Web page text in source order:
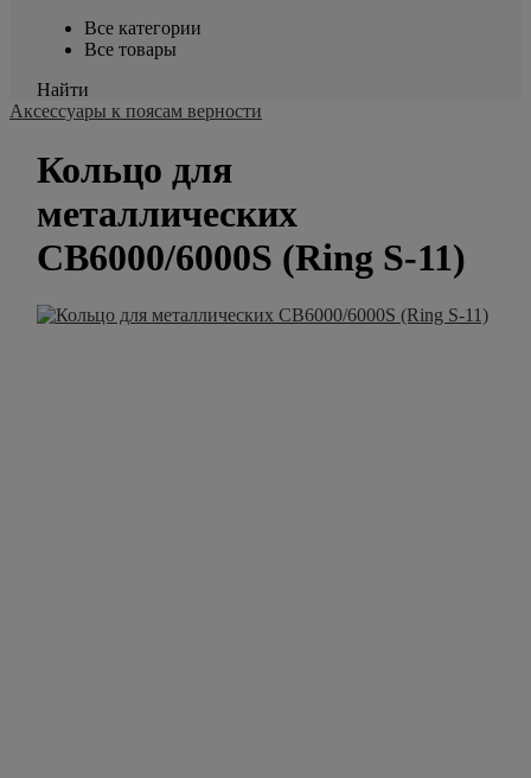
Все категории
Все товары
Найти
Аксессуары к поясам верности
Кольцо для
металлических
CB6000/6000S (Ring S-11)